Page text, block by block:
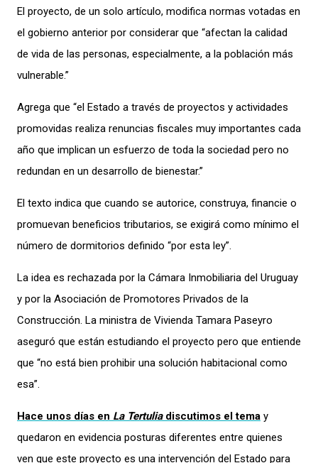
El proyecto, de un solo artículo, modifica normas votadas en
el gobierno anterior por considerar que “afectan la calidad
de vida de las personas, especialmente, a la población más
vulnerable.”
Agrega que “el Estado a través de proyectos y actividades
promovidas realiza renuncias fiscales muy importantes cada
año que implican un esfuerzo de toda la sociedad pero no
redundan en un desarrollo de bienestar.”
El texto indica que cuando se autorice, construya, financie o
promuevan beneficios tributarios, se exigirá como mínimo el
número de dormitorios definido “por esta ley”.
La idea es rechazada por la Cámara Inmobiliaria del Uruguay
y por la Asociación de Promotores Privados de la
Construcción. La ministra de Vivienda Tamara Paseyro
aseguró que están estudiando el proyecto pero que entiende
que “no está bien prohibir una solución habitacional como
esa”.
Hace unos días en La Tertuliadiscutimos el tema y
quedaron en evidencia posturas diferentes entre quienes
ven que este proyecto es una intervención del Estado para